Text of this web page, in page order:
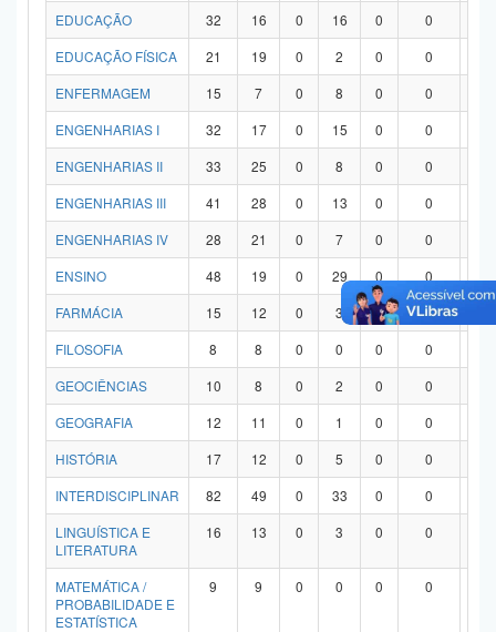
EDUCAÇÃO
32 16 0 16 0 0
EDUCAÇÃO FÍSICA
21 19 0 2 0 0
ENFERMAGEM
15 7 0 8 0 0
ENGENHARIAS I
32 17 0 15 0 0
ENGENHARIAS II
33 25 0 8 0 0
ENGENHARIAS III
41 28 0 13 0 0
ENGENHARIAS IV
28 21 0 7 0 0
ENSINO
48 19 0 29 0 0
FARMÁCIA
15 12 0 3 0 0
FILOSOFIA
8 8 0 0 0 0
GEOCIÊNCIAS
10 8 0 2 0 0
GEOGRAFIA
12 11 0 1 0 0
HISTÓRIA
17 12 0 5 0 0
INTERDISCIPLINAR
82 49 0 33 0 0
LINGUÍSTICA E
LITERATURA
16 13 0 3 0 0
MATEMÁTICA /
PROBABILIDADE E
ESTATÍSTICA
9 9 0 0 0 0